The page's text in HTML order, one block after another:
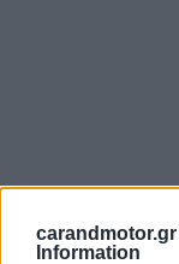
carandmotor.gr
Information